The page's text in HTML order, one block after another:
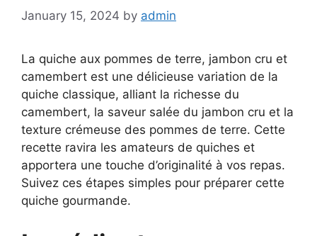
January 15, 2024 by admin
La quiche aux pommes de terre, jambon cru et
camembert est une délicieuse variation de la
quiche classique, alliant la richesse du
camembert, la saveur salée du jambon cru et la
texture crémeuse des pommes de terre. Cette
recette ravira les amateurs de quiches et
apportera une touche d’originalité à vos repas.
Suivez ces étapes simples pour préparer cette
quiche gourmande.